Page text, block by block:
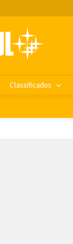
Classificados